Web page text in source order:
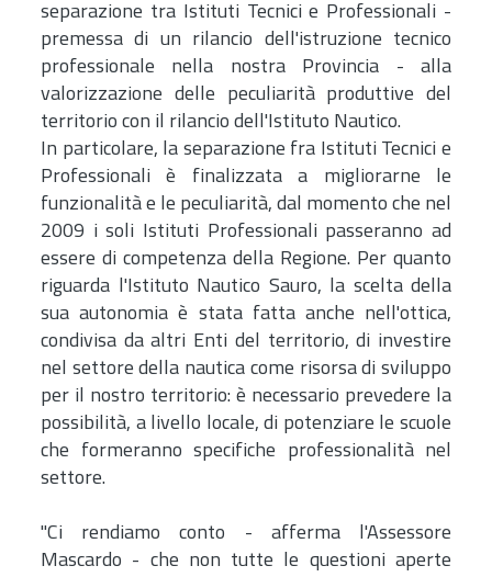
separazione tra Istituti Tecnici e Professionali -
premessa di un rilancio dell'istruzione tecnico
professionale nella nostra Provincia - alla
valorizzazione delle peculiarità produttive del
territorio con il rilancio dell'Istituto Nautico.
In particolare, la separazione fra Istituti Tecnici e
Professionali è finalizzata a migliorarne le
funzionalità e le peculiarità, dal momento che nel
2009 i soli Istituti Professionali passeranno ad
essere di competenza della Regione. Per quanto
riguarda l'Istituto Nautico Sauro, la scelta della
sua autonomia è stata fatta anche nell'ottica,
condivisa da altri Enti del territorio, di investire
nel settore della nautica come risorsa di sviluppo
per il nostro territorio: è necessario prevedere la
possibilità, a livello locale, di potenziare le scuole
che formeranno specifiche professionalità nel
settore.
"Ci rendiamo conto - afferma l'Assessore
Mascardo - che non tutte le questioni aperte